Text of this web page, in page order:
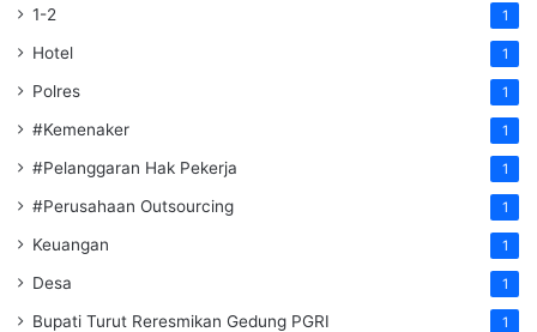
1-2 1
Hotel 1
Polres 1
#Kemenaker 1
#Pelanggaran Hak Pekerja 1
#Perusahaan Outsourcing 1
Keuangan 1
Desa 1
Bupati Turut Reresmikan Gedung PGRI 1